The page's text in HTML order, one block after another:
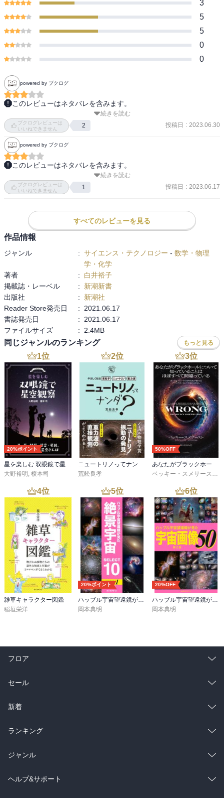
3
5
5
0
0
powered by ブクログ
このレビューはネタバレを含みます。
林業を守る筈の補助金が、却って木材の価格を下げてしまっている
事を知れた。
日経新聞の広告より、題名に興味を持ったことがキッカケで読了。
バイオマス発電の燃料に使われる木材は、粉々にして燃やされるだ
けなので、低質なものや残りカス部分で十分。
当然そこまでの価格もつかないために、良質な木材をバイオマス燃
料に使うと赤字となる。
マス燃料用木材の買取価格が法律で高めに規定されている事もあっ
て、良質な木材がバイオマス燃料にされてしまうという本来起こり
得ない事態が発生。(この補助金や木材価格は、税金や電気代の一部
(再エネ賦課金)として、国民が負担)
良質な木材が、値がつく建築用材ではなく、低価格なバイオマス燃
料として消費され、木材の価格が低下してしまったのだ。
現在の林業は、再生可能エネルギーという免罪符とお役所仕事の補
助金によって、かなり損なわれているといえる。
続きを読む
ブクログレビューは
いいねできません
2 投稿日 : 2023.06.30
powered by ブクログ
このレビューはネタバレを含みます。
森を取り巻く環境について知るべく読書
・日本の伝統木造の構法や技能の可能性
・自国の伝統文化は国益に直結する
・本来A材として売るべき丸太もB材として売らざるを得ない状況が
発生している。A材は高く売るべきだが、バイオマスのエネルギープ
ラントに流れ出す状況も。
・日本の木材は含水率が高い。バイオマス燃料化には一苦労。特に
針葉樹の杉が今は増えている。
・我々はバイオマスというと再生エネルギーを想像するが、欧州で
は熱を想像する。
・ドイツでは熱も利用しないと買取対象にならない
・FIT制度やバイオマスプラントの存在がA在まで燃料化する、熱利
用法を無理やり探す必要まで生じている
・買い手が一方的に値段を決める。ひたすら量を出す林業に。地方
公共団体単独でも補助金あり、木を切って出す作業にお金がもらえ
るような状態、生産サイクル改善インセンティブが消失
・中欧では農業の延長で行う農林家が多い
続きを読む
ブクログレビューは
いいねできません
1 投稿日 : 2023.06.17
すべてのレビューを見る
作品情報
ジャンル : サイエンス・テクノロジー - 数学・物理
学・化学
著者
:
白井裕子
掲載誌・レーベル
:
新潮新書
出版社
:
新潮社
Reader Store発売日
:
2021.06.17
書誌発売日
:
2021.06.17
ファイルサイズ
: 2.4MB
同じジャンルのランキング もっと見る
1位
20%ポイント
星を楽しむ 双眼鏡で星空観察
大野裕明 , 榎本司
2位
ニュートリノってナンダ？-やさしく知る素粒子・ニュートリノ・重力波
荒舩良孝
3位
50%OFF
あなたがブラックホールについて知っていることはほぼすべて間違っている
ベッキー・スメサースト
4位
雑草キャラクター図鑑
稲垣栄洋
5位
20%ポイント
岡本典明
6位
20%OFF
岡本典明
フロア
総合
ラノベ
雑誌・グラビア
BL・TL
セール
総合
ラノベ
雑誌・グラビア
BL・TL
新着
総合
ラノベ
雑誌・グラビア
ランキング
総合
ラノベ
ジャンル
コミック
ヘルプ&サポート